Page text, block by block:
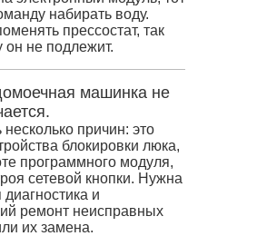
набирать воду.
прессостат, так
он не подлежит.
машинка не
причин: это
блокировки люка,
программного модуля,
сетевой кнопки. Нужна
и
ремонт неисправных
их замена.